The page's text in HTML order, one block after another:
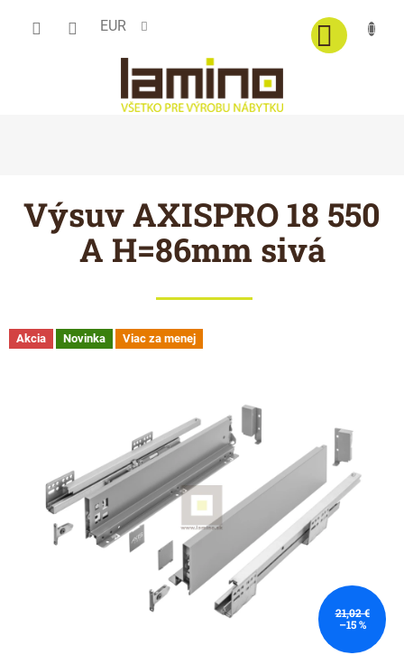
EUR
Výsuv AXISPRO 18 550
A H=86mm sivá
Akcia Novinka Viac za menej
21,02 €
–15 %